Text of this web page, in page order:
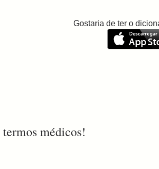
Gostaria de ter o
termos médicos!